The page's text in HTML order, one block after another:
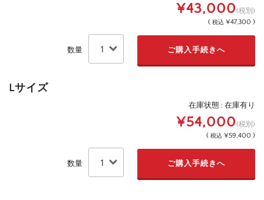
¥43,000(税別)
( 税込 ¥47,300 )
数量
Lサイズ
在庫状態 : 在庫有り
¥54,000(税別)
( 税込 ¥59,400 )
数量